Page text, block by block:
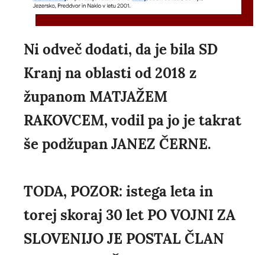
Ni odveč dodati, da je bila SD
Kranj na oblasti od 2018 z
županom MATJAŽEM
RAKOVCEM, vodil pa jo je takrat
še podžupan JANEZ ČERNE.
TODA, POZOR: istega leta in
torej skoraj 30 let PO VOJNI ZA
SLOVENIJO JE POSTAL ČLAN